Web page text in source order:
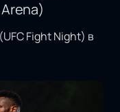
Fight Night) в